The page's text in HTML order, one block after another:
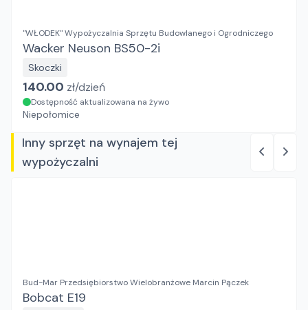
"WŁODEK" Wypożyczalnia Sprzętu Budowlanego i Ogrodniczego
Wacker Neuson BS50-2i
Skoczki
140.00 zł/dzień
Dostępność aktualizowana na żywo
Niepołomice
Inny sprzęt na wynajem tej
wypożyczalni
Bud-Mar Przedsiębiorstwo Wielobranżowe Marcin Pączek
Bobcat E19